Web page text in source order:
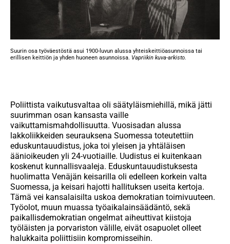
Suurin osa työväestöstä asui 1900-luvun alussa yhteiskeittiöasunnoissa tai
erillisen keittiön ja yhden huoneen asunnoissa. Vapriikin kuva-arkisto.
Poliittista vaikutusvaltaa oli säätyläismiehillä, mikä jätti
suurimman osan kansasta vaille
vaikuttamismahdollisuutta. Vuosisadan alussa
lakkoliikkeiden seurauksena Suomessa toteutettiin
eduskuntauudistus, joka toi yleisen ja yhtäläisen
äänioikeuden yli 24-vuotiaille. Uudistus ei kuitenkaan
koskenut kunnallisvaaleja. Eduskuntauudistuksesta
huolimatta Venäjän keisarilla oli edelleen korkein valta
Suomessa, ja keisari hajotti hallituksen useita kertoja.
Tämä vei kansalaisilta uskoa demokratian toimivuuteen.
Työolot, muun muassa työaika­lainsäädäntö, sekä
paikallisdemokratian ongelmat aiheuttivat kiistoja
työläisten ja porvariston välille, eivät osapuolet olleet
halukkaita poliittisiin kompromisseihin.